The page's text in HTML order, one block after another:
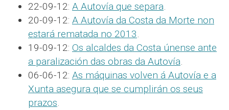
22-09-12: A Autovía que separa.
20-09-12: A Autovía da Costa da Morte non
estará rematada no 2013.
19-09-12: Os alcaldes da Costa únense ante
a paralización das obras da Autovía.
06-06-12: As máquinas volven á Autovía e a
Xunta asegura que se cumplirán os seus
prazos.